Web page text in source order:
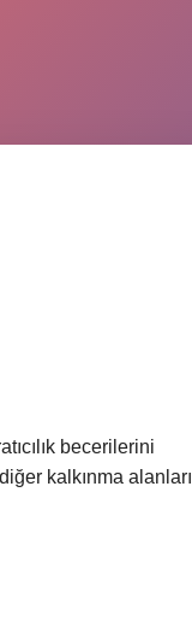
becerilerini
kalkınma alanları